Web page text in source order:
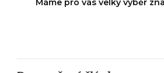
Máme pro vás velký výběr